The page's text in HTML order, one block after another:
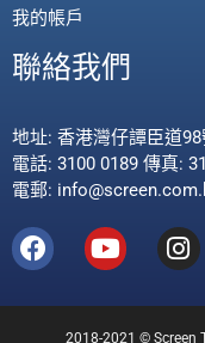
我的帳戶
聯絡我們
地址: 香港灣仔譚臣道
電話: 3100 0189 傳真:
電郵:
2018-2021 © Screen